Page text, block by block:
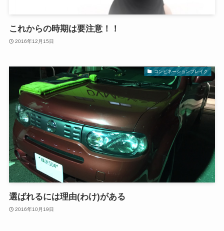
これからの時期は要注意！！
2016年12月15日
コンビネーションブレイク
選ばれるには理由(わけ)がある
2016年10月19日